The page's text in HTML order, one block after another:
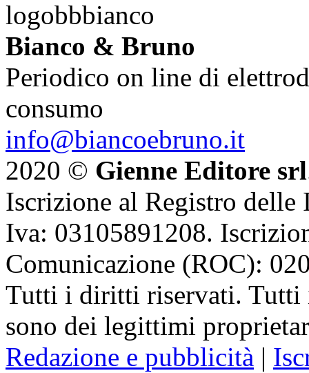
Bianco & Bruno
Periodico on line di
consumo
info@biancoebruno.it
2020 © Gienne Editore srl
Iscrizione al Registro delle
Iva: 03105891208.
Comunicazione (ROC):
Tutti i diritti riservati. Tutti
sono dei legittimi
Redazione e pubblicità |